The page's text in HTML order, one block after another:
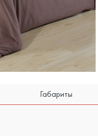
Габариты